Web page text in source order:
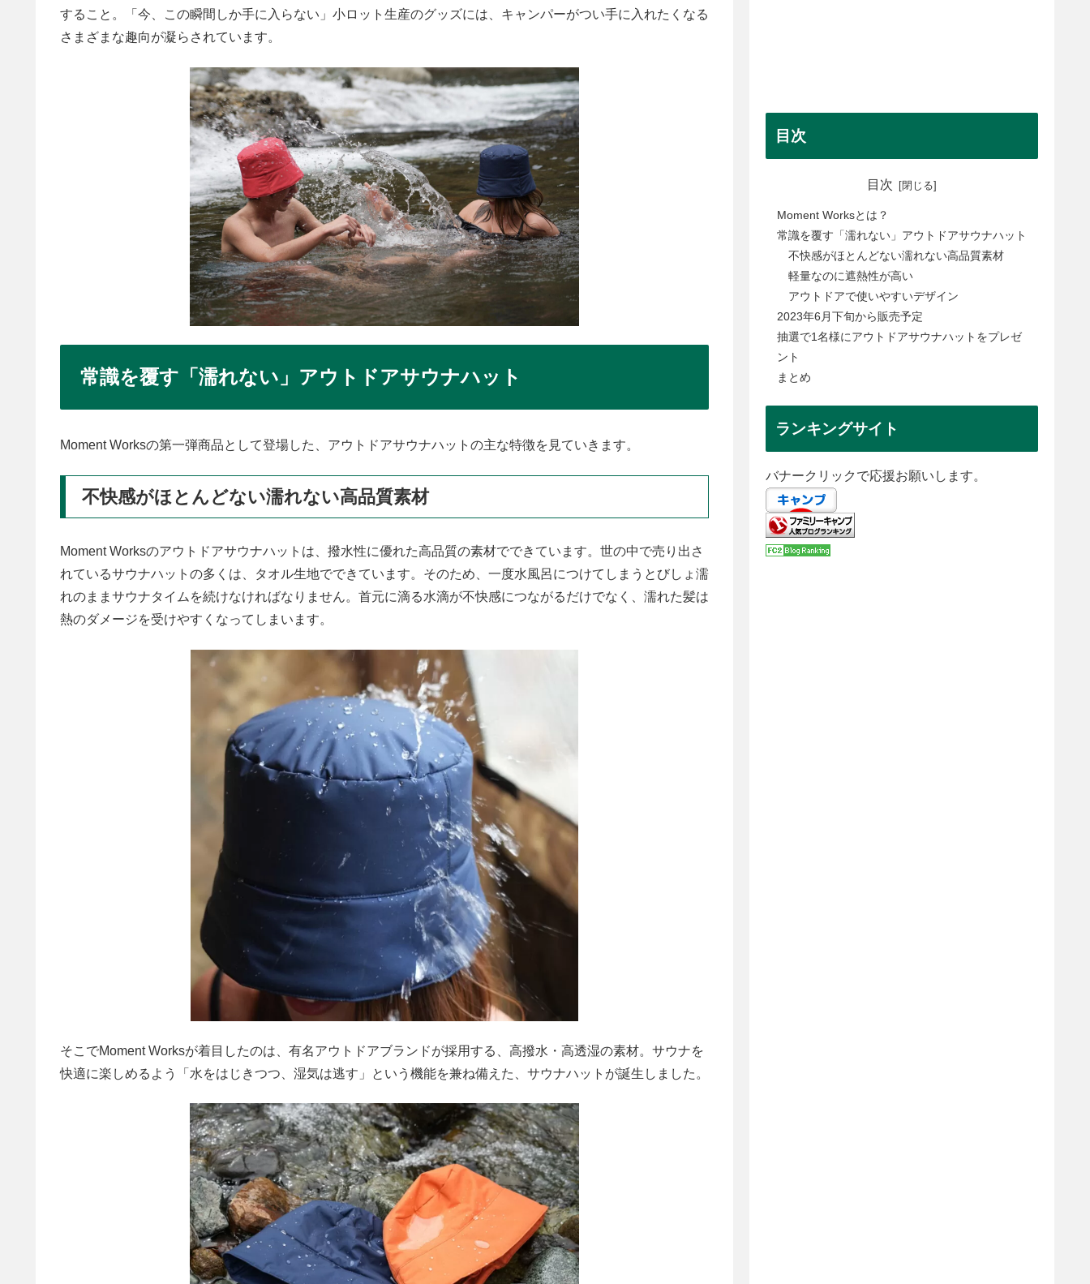
すること。「今、この瞬間しか手に入らない」小ロット生産のグッズには、キャンパーがつい手に入れたくなる
さまざまな趣向が凝らされています。
常識を覆す「濡れない」アウトドアサウナハット
Moment Worksの第一弾商品として登場した、アウトドアサウナハットの主な特徴を見ていきます。
不快感がほとんどない濡れない高品質素材
Moment Worksのアウトドアサウナハットは、撥水性に優れた高品質の素材でできています。世の中で売り出さ
れているサウナハットの多くは、タオル生地でできています。そのため、一度水風呂につけてしまうとびしょ濡
れのままサウナタイムを続けなければなりません。首元に滴る水滴が不快感につながるだけでなく、濡れた髪は
熱のダメージを受けやすくなってしまいます。
そこでMoment Worksが着目したのは、有名アウトドアブランドが採用する、高撥水・高透湿の素材。サウナを
快適に楽しめるよう「水をはじきつつ、湿気は逃す」という機能を兼ね備えた、サウナハットが誕生しました。
目次
目次
Moment Worksとは？
常識を覆す「濡れない」アウトドアサウナハット
不快感がほとんどない濡れない高品質素材
軽量なのに遮熱性が高い
アウトドアで使いやすいデザイン
2023年6月下旬から販売予定
抽選で1名様にアウトドアサウナハットをプレゼ
ント
まとめ
ランキングサイト
バナークリックで応援お願いします。